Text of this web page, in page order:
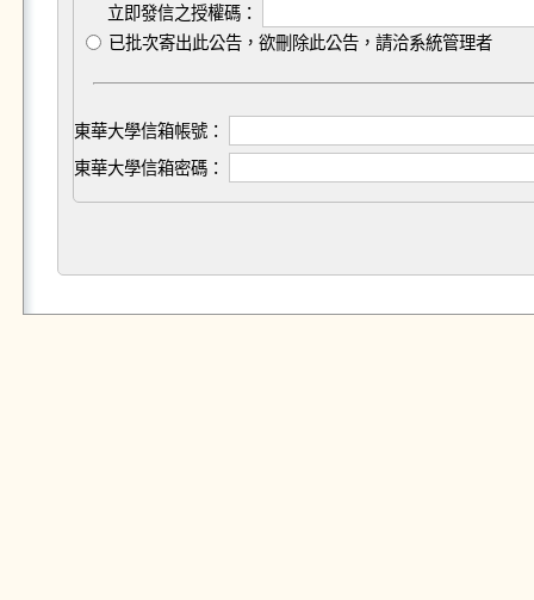
立即發信之授權碼：
已批次寄出此公告，欲刪除此公告，請洽系統管理者
東華大學信箱帳號：
東華大學信箱密碼：